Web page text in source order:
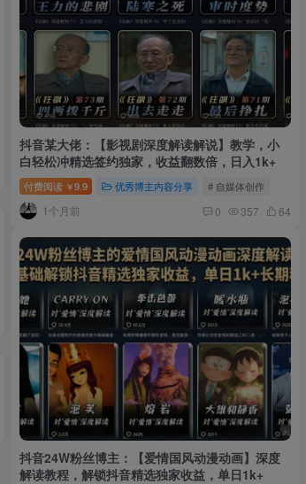
小说推文：曼波推文玩法，起号快，流量猛，一天收益1k+ “不略”爆火简笔画书单号项目拆解，利用AI快速制作简笔画书单视频
抖音某大佬：【影视剧深度解读解说】教学，小
白轻松冲精选签约独家，收益翻数倍，日入1k+
付费阅读 ￥9.9 优秀博主内容分享 # 自媒体创作
1个月前 0 357 64
抖音24W粉丝博主：【爱情国风动漫动画】深度
解读教程，解锁抖音精选独家收益，单日1k+